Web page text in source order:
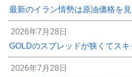
最新のイラン情勢は原油価格を
2026年7月28日
GOLDのスプレッドが狭くてスキ
2026年7月28日